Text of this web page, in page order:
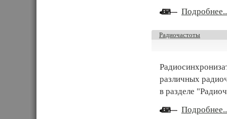
Радиочастоты
различных
в разделе